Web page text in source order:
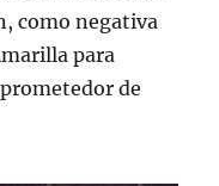
como negativa
para
de